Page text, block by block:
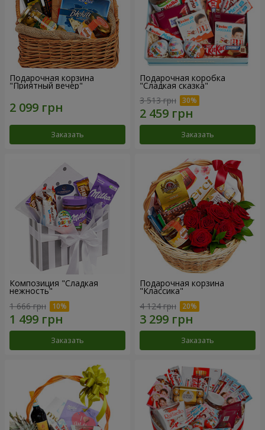
Подарочная корзина
"Приятный вечер"
Заказать
Подарочная коробка
"Сладкая сказка"
3 513 грн
Заказать
Композиция "Сладкая
нежность"
1 666 грн
Заказать
Подарочная корзина
"Классика"
4 124 грн
Заказать